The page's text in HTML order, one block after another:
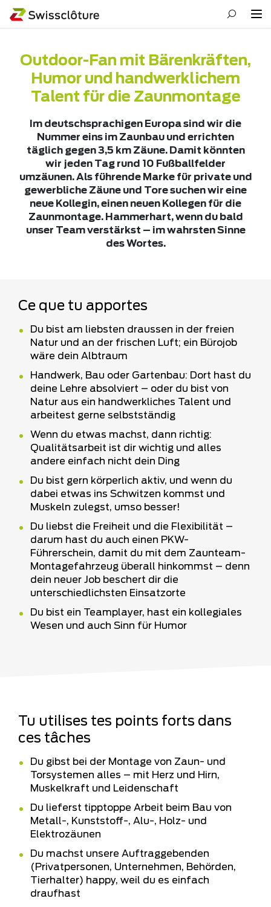
Outdoor-Fan mit Bärenkräften,
Humor und handwerklichem
Talent für die Zaunmontage
Im deutschsprachigen Europa sind wir die
Nummer eins im Zaunbau und errichten
täglich gegen 3,5 km Zäune. Damit könnten
wir jeden Tag rund 10 Fußballfelder
umzäunen. Als führende Marke für private und
gewerbliche Zäune und Tore suchen wir eine
neue Kollegin, einen neuen Kollegen für die
Zaunmontage. Hammerhart, wenn du bald
unser Team verstärkst – im wahrsten Sinne
des Wortes.
Ce que tu apportes
Du bist am liebsten draussen in der freien
Natur und an der frischen Luft; ein Bürojob
wäre dein Albtraum
Handwerk, Bau oder Gartenbau: Dort hast du
deine Lehre absolviert – oder du bist von
Natur aus ein handwerkliches Talent und
arbeitest gerne selbstständig
Wenn du etwas machst, dann richtig:
Qualitätsarbeit ist dir wichtig und alles
andere einfach nicht dein Ding
Du bist gern körperlich aktiv, und wenn du
dabei etwas ins Schwitzen kommst und
Muskeln zulegst, umso besser!
Du liebst die Freiheit und die Flexibilität –
darum hast du auch einen PKW-
Führerschein, damit du mit dem Zaunteam-
Montagefahrzeug überall hinkommst – denn
dein neuer Job beschert dir die
unterschiedlichsten Einsatzorte
Du bist ein Teamplayer, hast ein kollegiales
Wesen und auch Sinn für Humor
Tu utilises tes points forts dans
ces tâches
Du gibst bei der Montage von Zaun- und
Torsystemen alles – mit Herz und Hirn,
Muskelkraft und Leidenschaft
Du lieferst tipptoppe Arbeit beim Bau von
Metall-, Kunststoff-, Alu-, Holz- und
Elektrozäunen
Du machst unsere Auftraggebenden
(Privatpersonen, Unternehmen, Behörden,
Tierhalter) happy, weil du es einfach
draufhast